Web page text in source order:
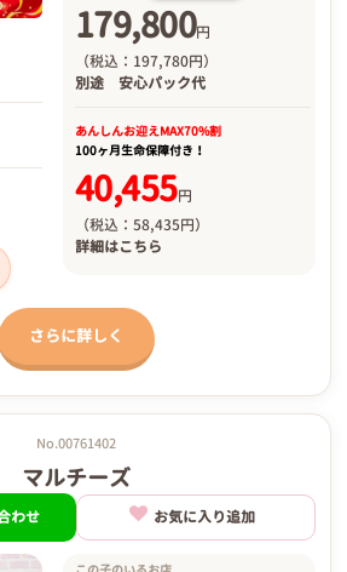
179,800円
（税込：197,780円）
別途 安心パック代
あんしんお迎えMAX70%割
100ヶ月生命保障付き！
40,455円
（税込：58,435円）
詳細はこちら
さらに詳しく
No.00761402
マルチーズ
わせ お気に入り追加